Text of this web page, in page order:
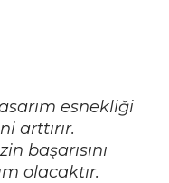
esnekliği
arttırır.
başarısını
olacaktır.